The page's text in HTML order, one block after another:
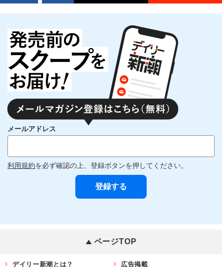
メールアドレス
利用規約を必ず確認の上、登録ボタンを押してください。
ページTOP
デイリー新潮とは？ 広告掲載